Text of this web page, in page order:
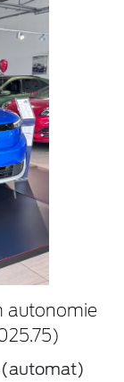
autonomie
(automat)